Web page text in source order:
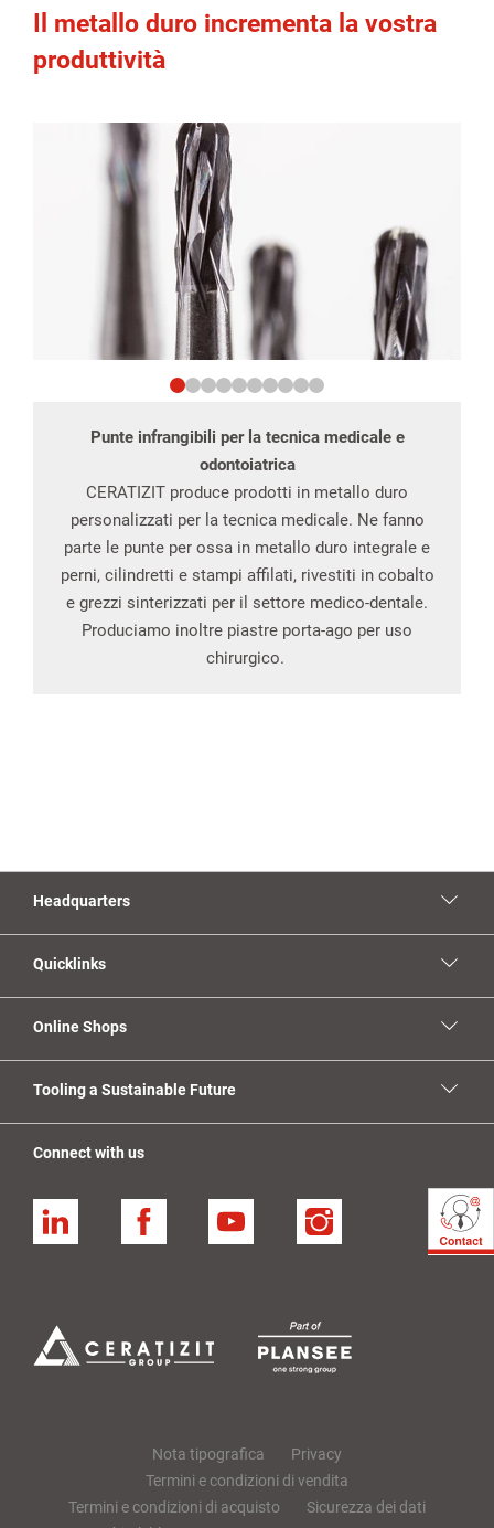
Il metallo duro incrementa la vostra
produttività
Punte infrangibili per la tecnica medicale e
odontoiatrica
CERATIZIT produce prodotti in metallo duro
personalizzati per la tecnica medicale. Ne fanno
parte le punte per ossa in metallo duro integrale e
perni, cilindretti e stampi affilati, rivestiti in cobalto
e grezzi sinterizzati per il settore medico-dentale.
Produciamo inoltre piastre porta-ago per uso
chirurgico.
Headquarters
Quicklinks
Online Shops
Tooling a Sustainable Future
Connect with us
Linkedin Facebook YouTube Instagram
Nota tipografica
Privacy
Termini e condizioni di vendita
Termini e condizioni di acquisto
Sicurezza dei dati